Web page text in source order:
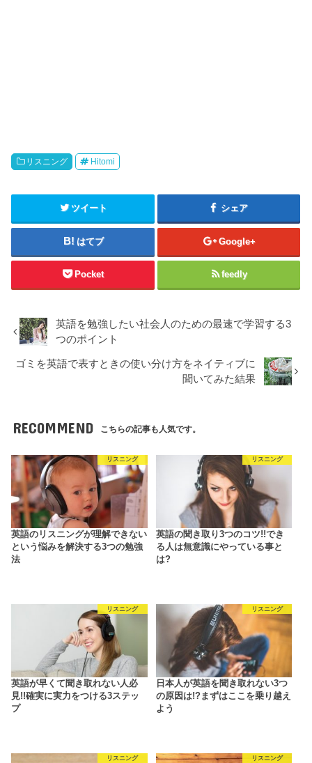
リスニング Hitomi
ツイート シェア
はてブ Google+
Pocket feedly
英語を勉強したい社会人のための最速で学習する3
つのポイント
ゴミを英語で表すときの使い分け方をネイティブに
聞いてみた結果
RECOMMEND こちらの記事も人気です。
リスニング
英語のリスニングが理解できない
という悩みを解決する3つの勉強
法
リスニング
英語の聞き取り3つのコツ!!でき
る人は無意識にやっている事と
は?
リスニング
英語が早くて聞き取れない人必
見!!確実に実力をつける3ステッ
プ
リスニング
日本人が英語を聞き取れない3つ
の原因は!?まずはここを乗り越え
よう
リスニング リスニング